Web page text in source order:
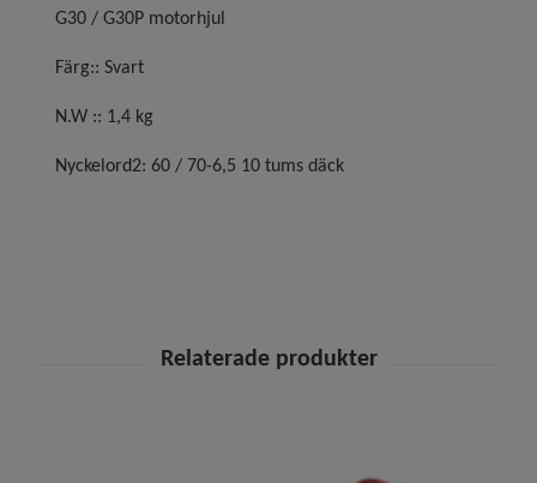
G30 / G30P motorhjul
Färg:: Svart
N.W :: 1,4 kg
Nyckelord2: 60 / 70-6,5 10 tums däck